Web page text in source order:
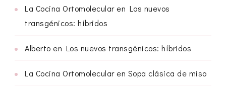
La Cocina Ortomolecularen Los nuevos
transgénicos: híbridos
Alberto en Los nuevos transgénicos: híbridos
La Cocina Ortomolecularen Sopa clásica de miso